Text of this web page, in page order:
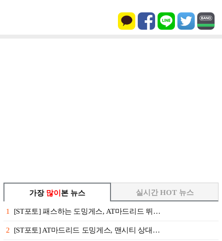
가장 많이 본 뉴스
1 [ST포토] 패스하는 도밍게스, AT마드리드 뛰…
2 [ST포토] AT마드리드 도밍게스, 맨시티 상대…
실시간 HOT 뉴스